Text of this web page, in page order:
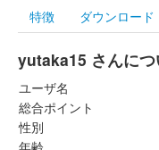
特徴 ダウンロード
yutaka15 さんにつ
ユーザ名
総合ポイント
性別
年齢